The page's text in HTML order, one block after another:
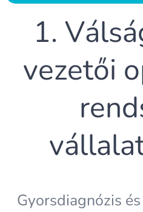
1.
vezetői
Gyorsdiagnózis